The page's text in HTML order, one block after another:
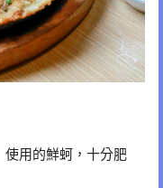
使用的鮮蚵，十分肥